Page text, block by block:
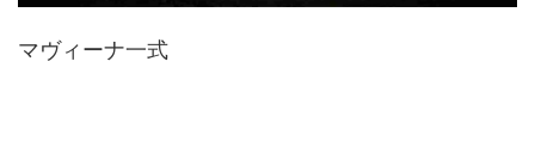
マヴィーナ一式